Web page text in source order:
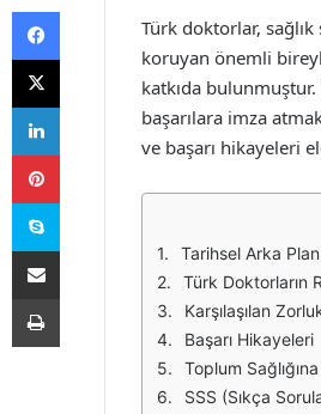
Türk doktorlar,
koruyan önemli
katkıda
başarılara imza
ve başarı hikayeleri
Tarihsel Arka Plan
Türk Doktorların
Karşılaşılan
Başarı Hikayeleri
Toplum Sağlığına
SSS (Sıkça
Facebook
X
LinkedIn
Pinterest
Skype
E-Posta ile paylaş